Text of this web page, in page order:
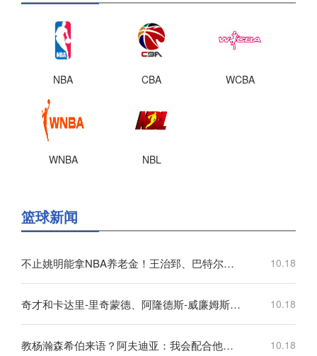
NBA CBA WCBA
WNBA NBL
篮球新闻
不止姚明能拿NBA养老金！王治郅、巴特尔也都符合领取标准 10.18
奇才和卡达里-里奇蒙德、阿隆德斯-威廉姆斯签订Exhibit 10合同 10.18
教杨瀚森希伯来语？阿夫迪亚：我会配合他的情况 先帮他学好英语 10.18